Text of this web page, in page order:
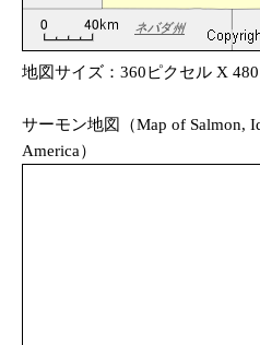
地図サイズ：360ピクセル X
サーモン地図（Map of Salmon,
America）